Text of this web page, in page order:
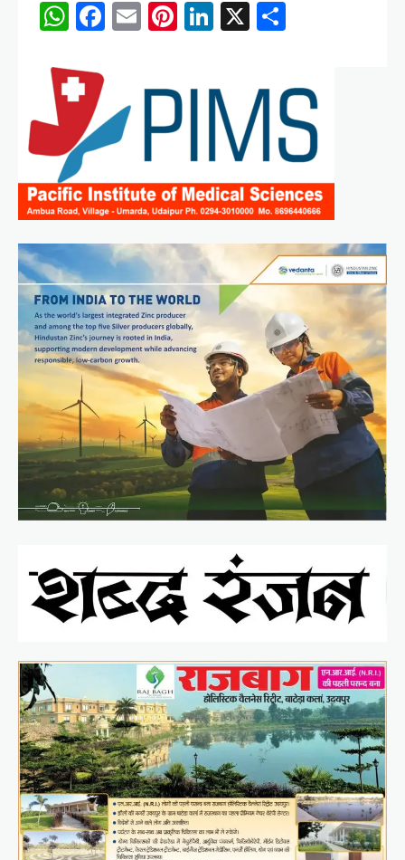
WhatsApp
Facebook
EmailPinterest
LinkedIn
X